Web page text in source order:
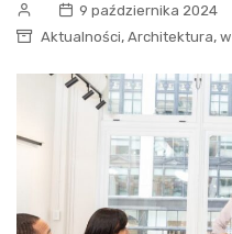
9 października 2024
Aktualności, Architektura,